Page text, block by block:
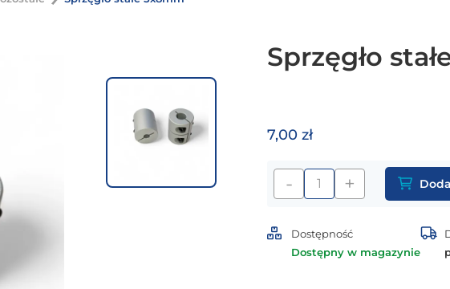
Sprzęgło
7,00 zł
-
ilość
stałe
5x8mm
+
Dostępność
Dostępny w magazynie